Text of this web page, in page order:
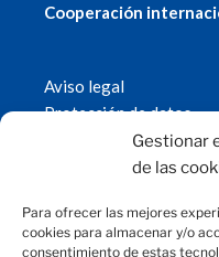
Gestionar
de las
Para ofrecer las mejores
cookies para almacenar y/o
consentimiento de estas
Cooperación
Aviso legal
Protección de datos
Política de cookies
© 2019 Fundación